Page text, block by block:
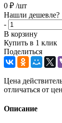
0 ₽ /шт
Нашли дешевле?
-
В корзину
Купить в 1 клик
Поделиться
Цена
отличаться от
Описание